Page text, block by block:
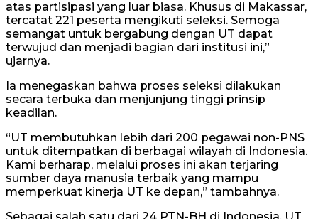
atas partisipasi yang luar biasa. Khusus di Makassar,
tercatat 221 peserta mengikuti seleksi. Semoga
semangat untuk bergabung dengan UT dapat
terwujud dan menjadi bagian dari institusi ini,”
ujarnya.
Ia menegaskan bahwa proses seleksi dilakukan
secara terbuka dan menjunjung tinggi prinsip
keadilan.
“UT membutuhkan lebih dari 200 pegawai non-PNS
untuk ditempatkan di berbagai wilayah di Indonesia.
Kami berharap, melalui proses ini akan terjaring
sumber daya manusia terbaik yang mampu
memperkuat kinerja UT ke depan,” tambahnya.